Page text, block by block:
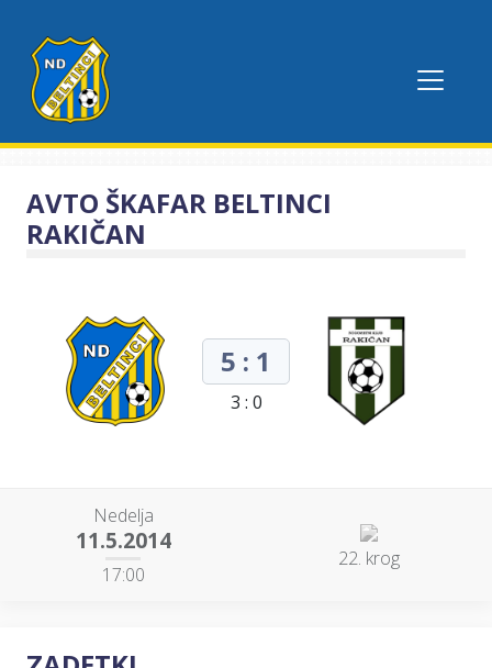
AVTO ŠKAFAR BELTINCI
RAKIČAN
5 : 1
3 : 0
Nedelja
11.5.2014
17:00
22. krog